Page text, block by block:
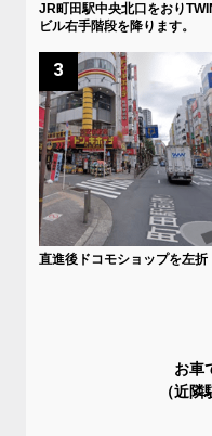
JR町田駅中央北口をおり
ビル右手階段を降ります。
3
直進後ドコモショップを左折
お車
（近隣